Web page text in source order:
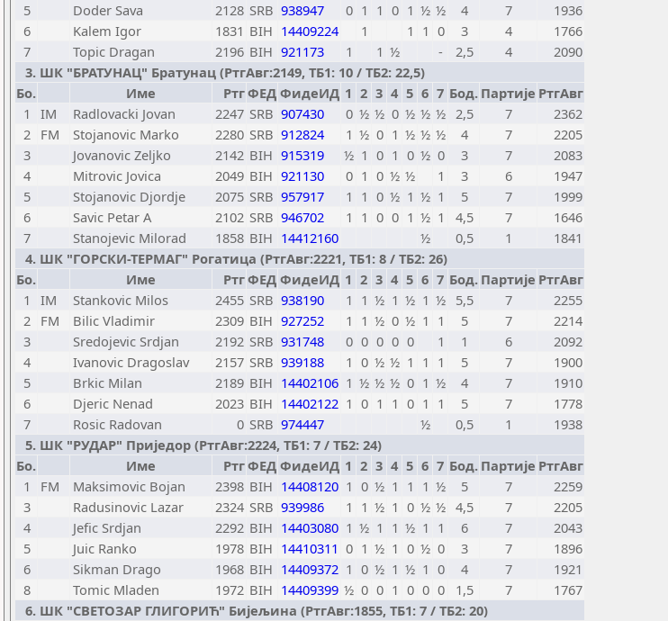
5
Doder Sava 2128 SRB 938947 0 1 1 0 1 ½ ½ 4 7
1936
6
Kalem Igor 1831 BIH 14409224 1 1 1 0 3 4
1766
7
Topic Dragan 2196 BIH 921173 1 1 ½ - 2,5 4
2090
3. ШК "БРАТУНАЦ" Братунац (РтгАвг:2149, ТБ1: 10 / ТБ2: 22,5)
Бо.
Име РтгФЕД ФидеИД 1 2 3 4 5 6 7 Бод. Партије РтгАвг
1
IM Radlovacki Jovan 2247 SRB 907430 0 ½ ½ 0 ½ ½ ½ 2,5 7
2362
2
FM Stojanovic Marko 2280 SRB 912824 1 ½ 0 1 ½ ½ ½ 4 7
2205
3
Jovanovic Zeljko 2142 BIH 915319 ½ 1 0 1 0 ½ 0 3 7
2083
4
Mitrovic Jovica 2049 BIH 921130 0 1 0 ½ ½ 1 3 6
1947
5
Stojanovic Djordje 2075 SRB 957917 1 1 0 ½ 1 ½ 1 5 7
1999
6
Savic Petar A 2102 SRB 946702 1 1 0 0 1 ½ 1 4,5 7
1646
7
Stanojevic Milorad 1858 BIH 14412160 ½ 0,5 1
1841
4. ШК "ГОРСКИ-ТЕРМАГ" Рогатица (РтгАвг:2221, ТБ1: 8 / ТБ2: 26)
Бо.
Име РтгФЕД ФидеИД 1 2 3 4 5 6 7 Бод. Партије РтгАвг
1
IM Stankovic Milos 2455 SRB 938190 1 1 ½ 1 ½ 1 ½ 5,5 7
2255
2
FM Bilic Vladimir 2309 BIH 927252 1 1 ½ 0 ½ 1 1 5 7
2214
3
Sredojevic Srdjan 2192 SRB 931748 0 0 0 0 0 1 1 6
2092
4
Ivanovic Dragoslav 2157 SRB 939188 1 0 ½ ½ 1 1 1 5 7
1900
5
Brkic Milan 2189 BIH 14402106 1 ½ ½ ½ 0 1 ½ 4 7
1910
6
Djeric Nenad 2023 BIH 14402122 1 0 1 1 0 1 1 5 7
1778
7
Rosic Radovan 0 SRB 974447 ½ 0,5 1
1938
5. ШК "РУДАР" Приједор (РтгАвг:2224, ТБ1: 7 / ТБ2: 24)
Бо.
Име РтгФЕД ФидеИД 1 2 3 4 5 6 7 Бод. Партије РтгАвг
1
FM Maksimovic Bojan 2398 BIH 14408120 1 0 ½ 1 1 1 ½ 5 7
2259
3
Radusinovic Lazar 2324 SRB 939986 1 1 ½ 1 0 ½ ½ 4,5 7
2205
4
Jefic Srdjan 2292 BIH 14403080 1 ½ 1 1 ½ 1 1 6 7
2043
5
Juic Ranko 1978 BIH 14410311 0 1 ½ 1 0 ½ 0 3 7
1896
6
Sikman Drago 1968 BIH 14409372 1 0 ½ 1 ½ 1 0 4 7
1921
8
Tomic Mladen 1972 BIH 14409399 ½ 0 0 1 0 0 0 1,5 7
1767
6. ШК "СВЕТОЗАР ГЛИГОРИЋ" Бијељина (РтгАвг:1855, ТБ1: 7 / ТБ2: 20)